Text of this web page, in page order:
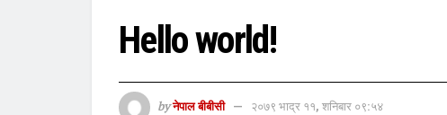
Hello world!
by नेपाल बीबीसी २०७९ भाद्र ११, शनिबार ०९:५४